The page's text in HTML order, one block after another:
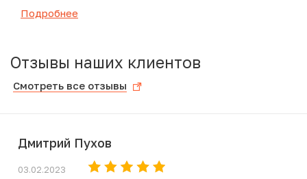
Подробнее
Отзывы наших клиентов
Смотреть все отзывы
Дмитрий Пухов
03.02.2023